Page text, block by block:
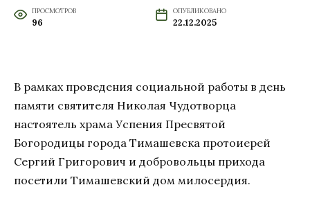
ПРОСМОТРОВ
96
ОПУБЛИКОВАНО
22.12.2025
В рамках проведения социальной работы в день
памяти святителя Николая Чудотворца
настоятель храма Успения Пресвятой
Богородицы города Тимашевска протоиерей
Сергий Григорович и добровольцы прихода
посетили Тимашевский дом милосердия.